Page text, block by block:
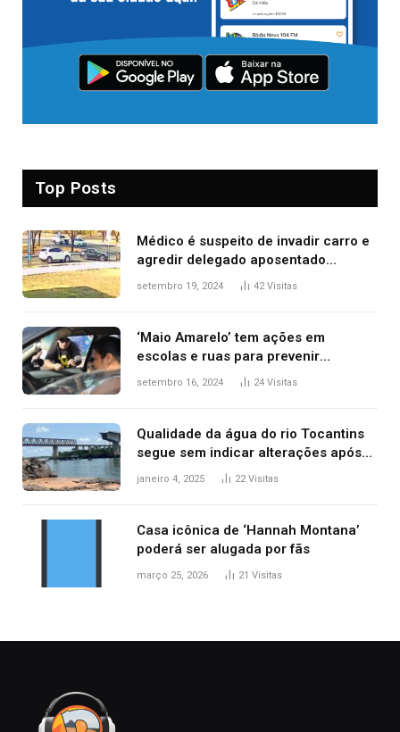
Top Posts
Médico é suspeito de invadir carro e
agredir delegado aposentado
durante confusão no trânsito
setembro 19, 2024 42Visitas
‘Maio Amarelo’ tem ações em
escolas e ruas para prevenir
acidentes no trânsito no AP
setembro 16, 2024 24 Visitas
Qualidade da água do rio Tocantins
segue sem indicar alterações após
desabamento da ponte entre MA e
janeiro 4, 2025 22Visitas
Casa icônica de ‘Hannah Montana’
poderá ser alugada por fãs
março 25, 2026 21 Visitas